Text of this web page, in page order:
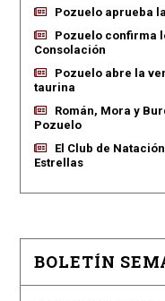
Pozuelo aprueba
Pozuelo confirma
Consolación
Pozuelo abre la
taurina
Román, Mora y
Pozuelo
El Club de
Estrellas
BOLETÍN